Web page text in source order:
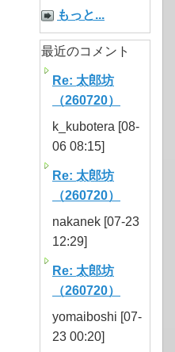
もっと...
最近のコメント
Re: 太郎坊
（260720）
k_kubotera [08-
06 08:15]
Re: 太郎坊
（260720）
nakanek [07-23
12:29]
Re: 太郎坊
（260720）
yomaiboshi [07-
23 00:20]